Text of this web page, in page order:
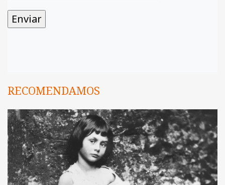
RECOMENDAMOS